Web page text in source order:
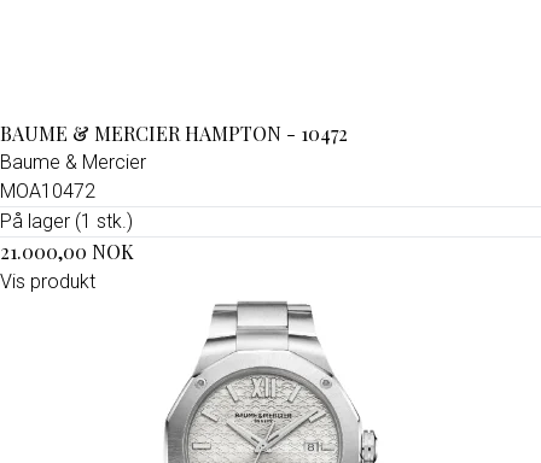
BAUME & MERCIER HAMPTON - 10472
Baume & Mercier
MOA10472
På lager (1 stk.)
21.000,00 NOK
Vis produkt